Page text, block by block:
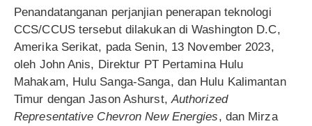
Penandatanganan perjanjian penerapan teknologi
CCS/CCUS tersebut dilakukan di Washington D.C,
Amerika Serikat, pada Senin, 13 November 2023,
oleh John Anis, Direktur PT Pertamina Hulu
Mahakam, Hulu Sanga-Sanga, dan Hulu Kalimantan
Timur dengan Jason Ashurst,Authorized
Representative Chevron New Energies, dan Mirza